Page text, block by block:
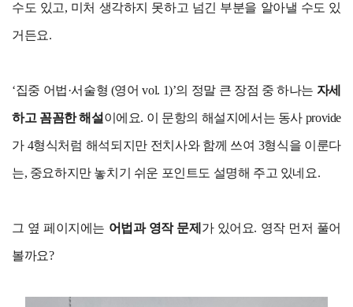
수도 있고, 미처 생각하지 못하고 넘긴 부분을 알아낼 수도 있
거든요.
‘집중 어법·서술형 (영어 vol. 1)’의 정말 큰 장점 중 하나는 자세
하고 꼼꼼한 해설 이에요. 이 문항의 해설지에서는 동사 provide
가 4형식처럼 해석되지만 전치사와 함께 쓰여 3형식을 이룬다
는, 중요하지만 놓치기 쉬운 포인트도 설명해 주고 있네요.
그 옆 페이지에는 어법과 영작 문제 가 있어요. 영작 먼저 풀어
볼까요?